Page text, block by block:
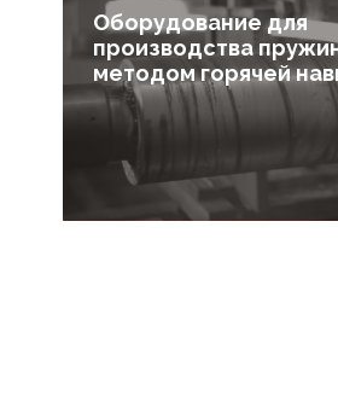
Оборудование для
производства
методом горячей